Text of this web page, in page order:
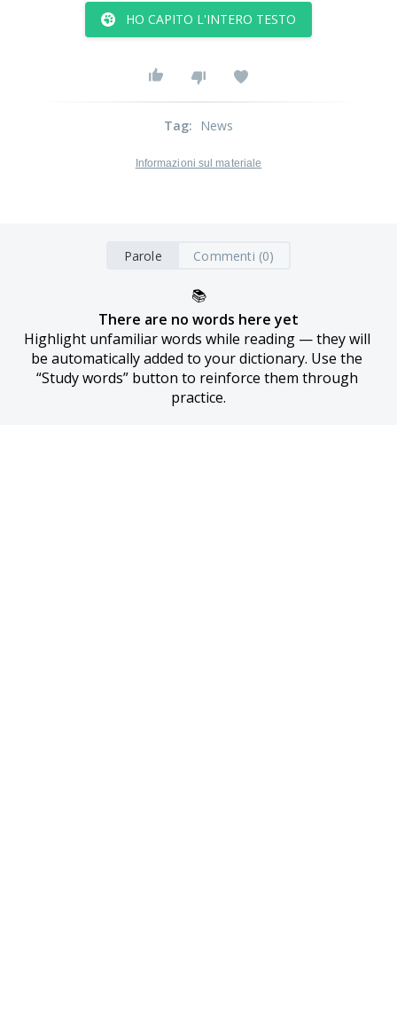
HO CAPITO L'INTERO TESTO
Tag: News
Informazioni sul materiale
Parole Commenti (0)
📚
There are no words here yet
Highlight unfamiliar words while reading — they will
be automatically added to your dictionary. Use the
“Study words” button to reinforce them through
practice.